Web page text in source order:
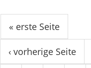
Seiten
« erste Seite
‹ vorherige Seite